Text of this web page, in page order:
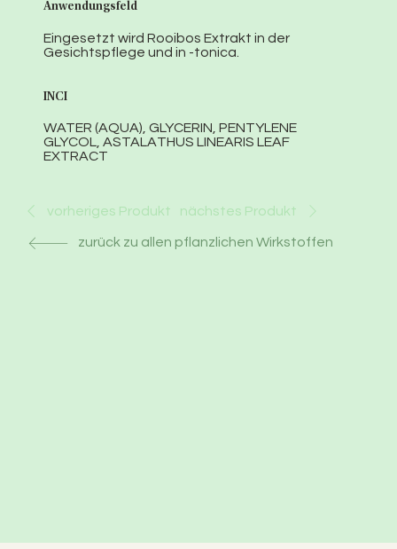
zurück zu allen pflanzlichen Wirkstoffen
vorheriges Produkt nächstes Produkt
Anwendungsfeld
Eingesetzt wird Rooibos Extrakt in der
Gesichtspflege und in -tonica.
INCI
WATER (AQUA), GLYCERIN, PENTYLENE
GLYCOL, ASTALATHUS LINEARIS LEAF
EXTRACT